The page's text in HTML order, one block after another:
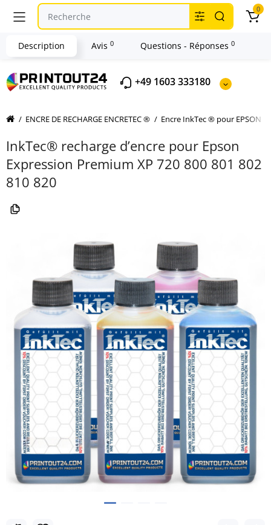
+49 1603 333180
0
ENCRE DE RECHARGE ENCRETEC ® Encre InkTec ® pour EPSON
InkTec® recharge d’encre pour Epson
Expression Premium XP 720 800 801 802
810 820
Description Avis 0 Questions - Réponses 0